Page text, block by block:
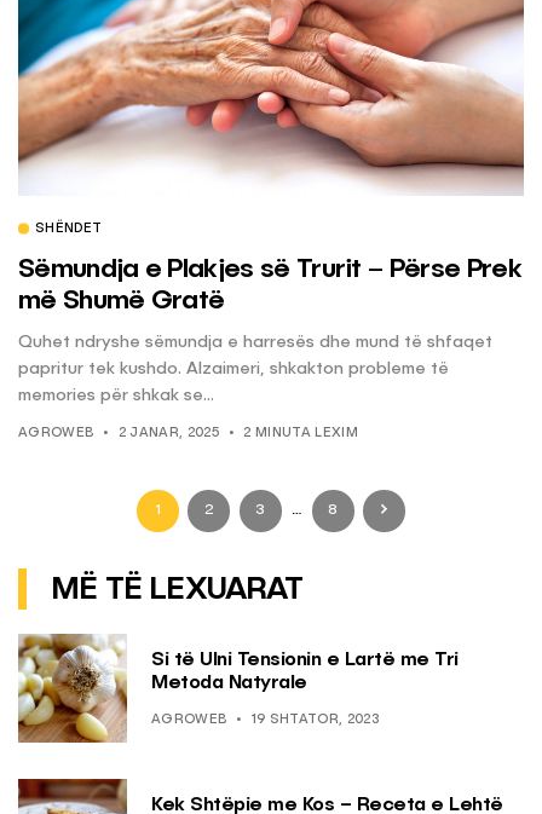
SHËNDET
Sëmundja e Plakjes së Trurit – Përse Prek
më Shumë Gratë
Quhet ndryshe sëmundja e harresës dhe mund të shfaqet
papritur tek kushdo. Alzaimeri, shkakton probleme të
memories për shkak se...
AGROWEB 2 JANAR, 2025 2 MINUTA LEXIM
1 2 3 … 8
MË TË LEXUARAT
Si të Ulni Tensionin e Lartë me Tri
Metoda Natyrale
AGROWEB 19 SHTATOR, 2023
Kek Shtëpie me Kos – Receta e Lehtë